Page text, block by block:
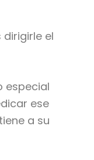
dirigirle el
especial
ese
a su